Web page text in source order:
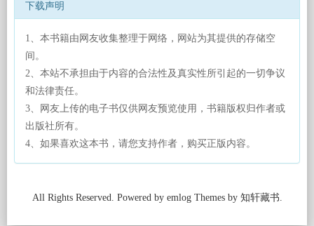
下载声明
1、本书籍由网友收集整理于网络，网站为其提供的存储空
间。
2、本站不承担由于内容的合法性及真实性所引起的一切争议
和法律责任。
3、网友上传的电子书仅供网友预览使用，书籍版权归作者或
出版社所有。
4、如果喜欢这本书，请您支持作者，购买正版内容。
All Rights Reserved. Powered by emlog Themes by 知轩藏书.